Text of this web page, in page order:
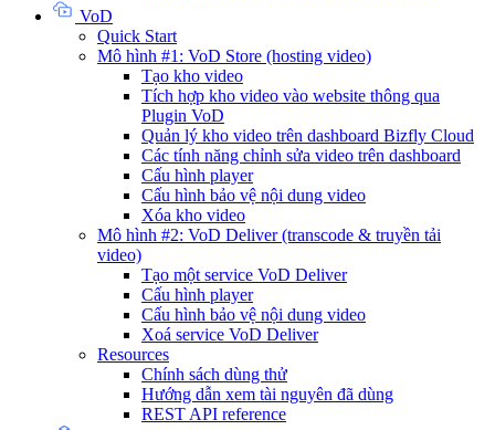
VoD
Quick Start
Mô hình #1: VoD Store (hosting video)
Tạo kho video
Tích hợp kho video vào website thông qua
Plugin VoD
Quản lý kho video trên dashboard Bizfly Cloud
Các tính năng chỉnh sửa video trên dashboard
Cấu hình player
Cấu hình bảo vệ nội dung video
Xóa kho video
Mô hình #2: VoD Deliver (transcode & truyền tải
video)
Tạo một service VoD Deliver
Cấu hình player
Cấu hình bảo vệ nội dung video
Xoá service VoD Deliver
Resources
Chính sách dùng thử
Hướng dẫn xem tài nguyên đã dùng
REST API reference